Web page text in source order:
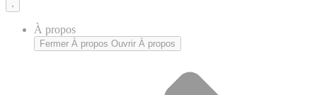
À propos
Fermer À propos Ouvrir À propos